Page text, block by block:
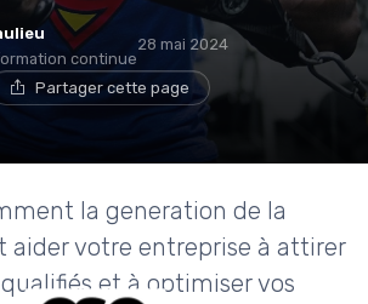
continue
28 mai 2024
Partager cette page
la generation de la
aider votre entreprise à attirer
et à optimiser vos